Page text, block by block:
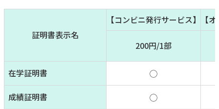
証明書表示名
【コンビニ発行サービス】 【
200円/1部
在学証明書
◯
成績証明書
◯